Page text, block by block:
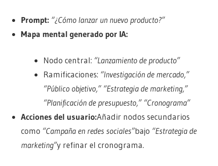
Prompt: “¿Cómo lanzar un nuevo producto?”
Mapa mental generado por IA:
Nodo central: “Lanzamiento de producto”
Ramificaciones: “Investigación de mercado,”
“Público objetivo,” “Estrategia de marketing,”
“Planificación de presupuesto,” “Cronograma”
Acciones del usuario:Añadir nodos secundarios
como “Campaña en redes sociales”bajo “Estrategia de
marketing”y refinar el cronograma.